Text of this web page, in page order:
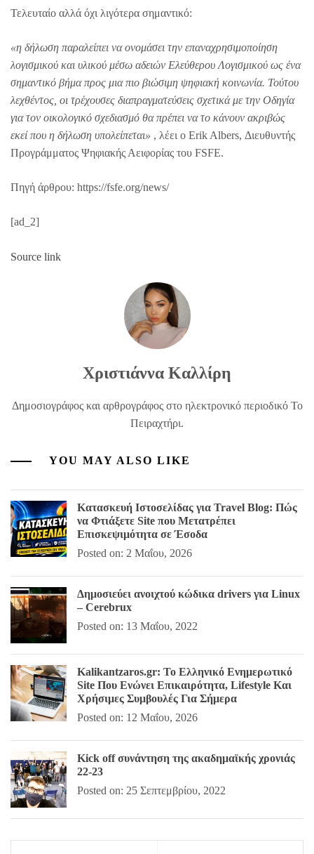
Τελευταίο αλλά όχι λιγότερα σημαντικό:
«η δήλωση παραλείπει να ονομάσει την επαναχρησιμοποίηση
λογισμικού και υλικού μέσω αδειών Ελεύθερου Λογισμικού ως ένα
σημαντικό βήμα προς μια πιο βιώσιμη ψηφιακή κοινωνία. Τούτου
λεχθέντος, οι τρέχουσες διαπραγματεύσεις σχετικά με την Οδηγία
για τον οικολογικό σχεδιασμό θα πρέπει να το κάνουν ακριβώς
εκεί που η δήλωση υπολείπεται» , λέει ο Erik Albers, Διευθυντής
Προγράμματος Ψηφιακής Αειφορίας του FSFE.
Πηγή άρθρου: https://fsfe.org/news/
[ad_2]
Source link
Χριστιάννα Καλλίρη
Δημοσιογράφος και αρθρογράφος στο ηλεκτρονικό περιοδικό Το
Πειραχτήρι.
YOU MAY ALSO LIKE
Κατασκευή Ιστοσελίδας για Travel Blog: Πώς
να Φτιάξετε Site που Μετατρέπει
Επισκεψιμότητα σε Έσοδα
Posted on: 2 Μαΐου, 2026
Δημοσιεύει ανοιχτού κώδικα drivers για Linux
– Cerebrux
Posted on: 13 Μαΐου, 2022
Kalikantzaros.gr: Το Ελληνικό Ενημερωτικό
Site Που Ενώνει Επικαιρότητα, Lifestyle Και
Χρήσιμες Συμβουλές Για Σήμερα
Posted on: 12 Μαΐου, 2026
Kick off συνάντηση της ακαδημαϊκής χρονιάς
22-23
Posted on: 25 Σεπτεμβρίου, 2022